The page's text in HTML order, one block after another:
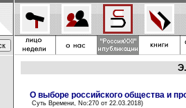
О выборе российского общества и
Суть Времени, No:270 от 22.03.2018)